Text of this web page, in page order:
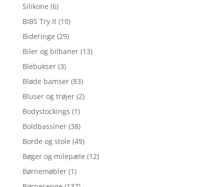
Silikone (6)
BIBS Try It (10)
Bideringe (29)
Biler og bilbaner (13)
Blebukser (3)
Bløde bamser (83)
Bluser og trøjer (2)
Bodystockings (1)
Boldbassiner (38)
Borde og stole (49)
Bøger og milepæle (12)
Børnemøbler (1)